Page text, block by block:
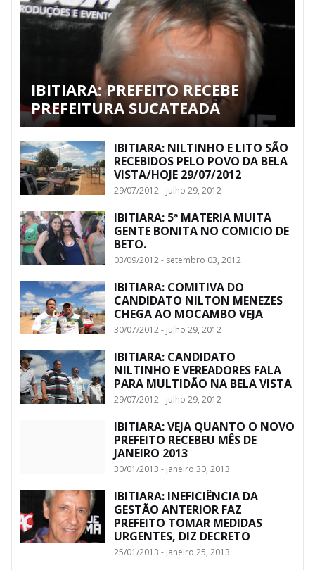
IBITIARA: PREFEITO RECEBE
PREFEITURA SUCATEADA
IBITIARA: NILTINHO E LITO SÃO
RECEBIDOS PELO POVO DA BELA
VISTA/HOJE 29/07/2012
29/07/2012 - julho 29, 2012
IBITIARA: 5ª MATERIA MUITA
GENTE BONITA NO COMICIO DE
BETO.
03/09/2012 - setembro 03, 2012
IBITIARA: COMITIVA DO
CANDIDATO NILTON MENEZES
CHEGA AO MOCAMBO VEJA
30/07/2012 - julho 29, 2012
IBITIARA: CANDIDATO
NILTINHO E VEREADORES FALA
PARA MULTIDÃO NA BELA VISTA
29/07/2012 - julho 29, 2012
IBITIARA: VEJA QUANTO O NOVO
PREFEITO RECEBEU MÊS DE
JANEIRO 2013
30/01/2013 - janeiro 30, 2013
IBITIARA: INEFICIÊNCIA DA
GESTÃO ANTERIOR FAZ
PREFEITO TOMAR MEDIDAS
URGENTES, DIZ DECRETO
25/01/2013 - janeiro 25, 2013